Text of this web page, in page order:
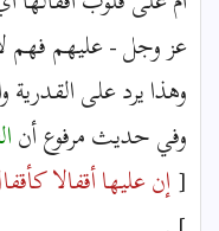
عز وجل - عليهم فهم
وهذا يرد على القدرية
وفي حديث مرفوع أن
[إن عليها أقفالا